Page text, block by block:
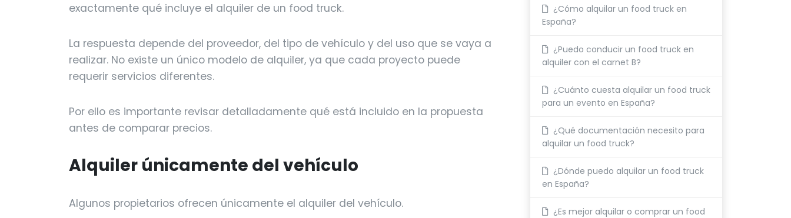
exactamente qué incluye el alquiler de un food truck.
La respuesta depende del proveedor, del tipo de vehículo y del uso que se vaya a
realizar. No existe un único modelo de alquiler, ya que cada proyecto puede
requerir servicios diferentes.
Por ello es importante revisar detalladamente qué está incluido en la propuesta
antes de comparar precios.
Alquiler únicamente del vehículo
Algunos propietarios ofrecen únicamente el alquiler del vehículo.
¿Cómo alquilar un food truck en
España?
¿Puedo conducir un food truck en
alquiler con el carnet B?
¿Cuánto cuesta alquilar un food truck
para un evento en España?
¿Qué documentación necesito para
alquilar un food truck?
¿Dónde puedo alquilar un food truck
en España?
¿Es mejor alquilar o comprar un food